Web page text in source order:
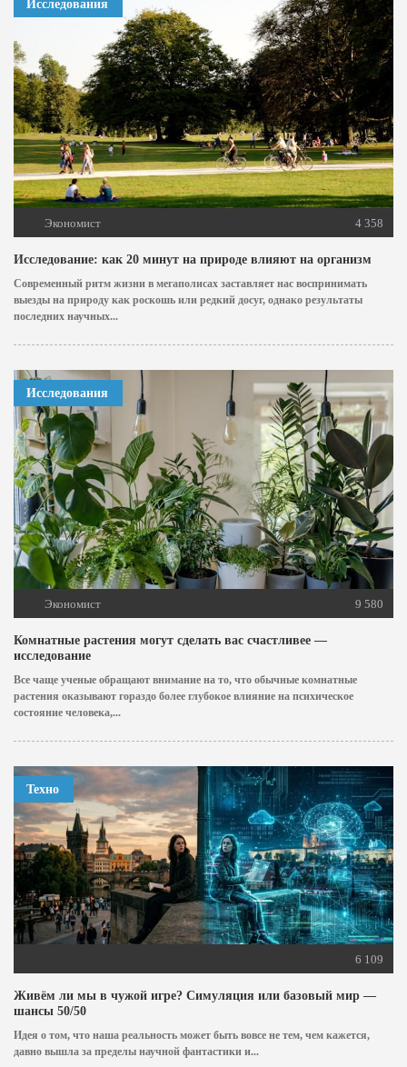
Исследования
Экономист 4 358
Исследование: как 20 минут на природе влияют на организм
Современный ритм жизни в мегаполисах заставляет нас воспринимать
выезды на природу как роскошь или редкий досуг, однако результаты
последних научных...
Исследования
Экономист 9 580
Комнатные растения могут сделать вас счастливее —
исследование
Все чаще ученые обращают внимание на то, что обычные комнатные
растения оказывают гораздо более глубокое влияние на психическое
состояние человека,...
Техно
6 109
Живём ли мы в чужой игре? Симуляция или базовый мир —
шансы 50/50
Идея о том, что наша реальность может быть вовсе не тем, чем кажется,
давно вышла за пределы научной фантастики и...